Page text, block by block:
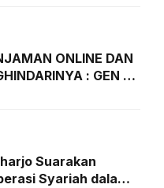
ONLINE DAN
: GEN Z
Suarakan
Syariah dalam